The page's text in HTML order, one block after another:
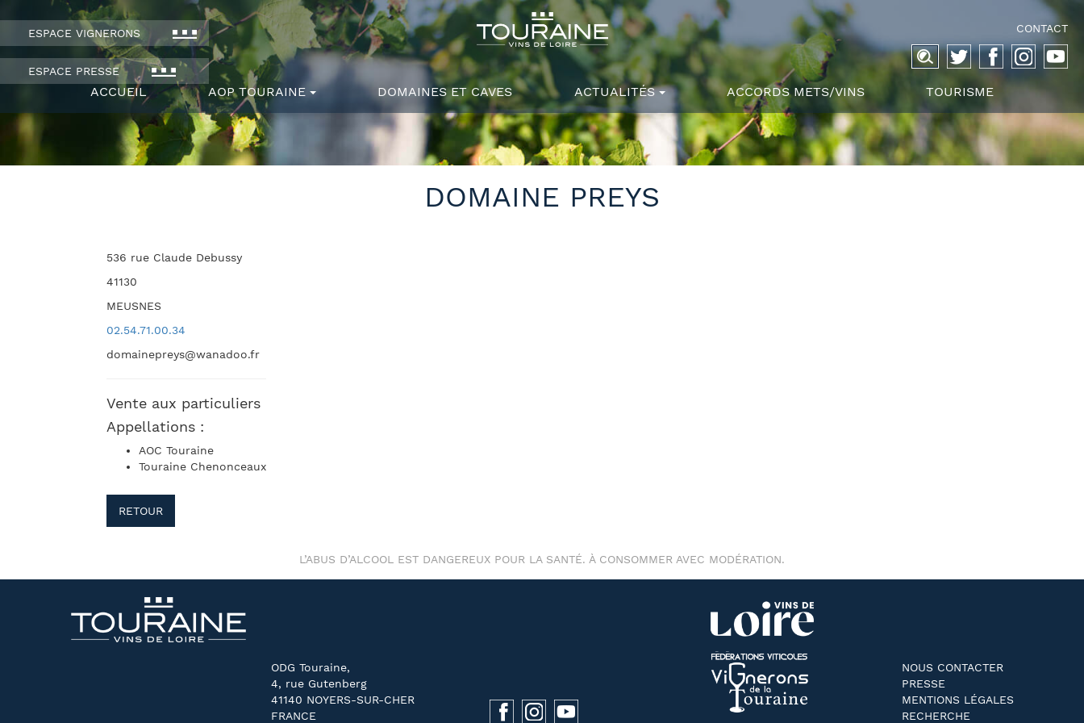
ESPACE VIGNERONS
ESPACE PRESSE
CONTACT
Recherche
pour :
ACCUEIL AOP TOURAINE DOMAINES ET CAVES ACTUALITÉS ACCORDS METS/VINS TOURISME
DOMAINE PREYS
536 rue Claude Debussy
41130
MEUSNES
02.54.71.00.34
domainepreys@wanadoo.fr
Vente aux particuliers
Appellations :
AOC Touraine
Touraine Chenonceaux
RETOUR
L’ABUS D’ALCOOL EST DANGEREUX POUR LA SANTÉ. À CONSOMMER AVEC MODÉRATION.
ODG Touraine,
4, rue Gutenberg
41140 NOYERS-SUR-CHER
FRANCE
NOUS CONTACTER
PRESSE
MENTIONS LÉGALES
RECHERCHE